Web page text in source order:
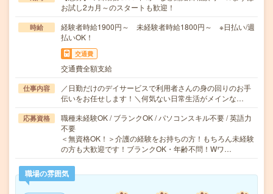
お試し2カ月～のスタートも歓迎！
時給
経験者時給1900円～ 未経験者時給1800円～ ※日払い/週
払いOK！
交通費
交通費全額支給
仕事内容
／日勤だけのデイサービスで利用者さんの身の回りのお手
伝いをお任せします！＼何気ない日常生活がメインな…
応募資格
職種未経験OK / ブランクOK / パソコンスキル不要 / 英語力
不要
＜無資格OK！＞介護の経験をお持ちの方！もちろん未経験
の方も大歓迎です！ブランクOK・年齢不問！Wワ…
職場の雰囲気